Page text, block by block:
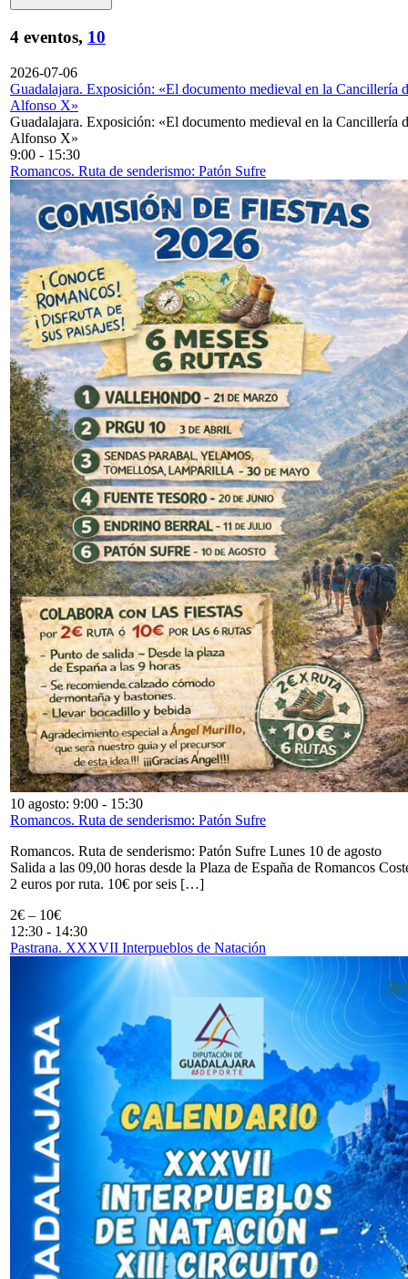
4 eventos, 10
2026-07-06
Guadalajara. Exposición: «El documento medieval en la Cancillería
Alfonso X»
Guadalajara. Exposición: «El documento medieval en la Cancillería
Alfonso X»
9:00 - 15:30
Romancos. Ruta de senderismo: Patón Sufre
10 agosto: 9:00 - 15:30
Romancos. Ruta de senderismo: Patón Sufre
Romancos. Ruta de senderismo: Patón Sufre Lunes 10 de agosto
Salida a las 09,00 horas desde la Plaza de España de Romancos
2 euros por ruta. 10€ por seis […]
2€ – 10€
12:30 - 14:30
Pastrana. XXXVII Interpueblos de Natación